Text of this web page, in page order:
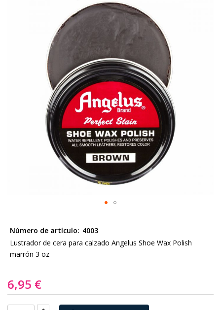
al
comienzo
de
imágenes
Número de artículo: 4003
Lustrador de cera para calzado Angelus Shoe Wax Polish
marrón 3 oz
6,95 €